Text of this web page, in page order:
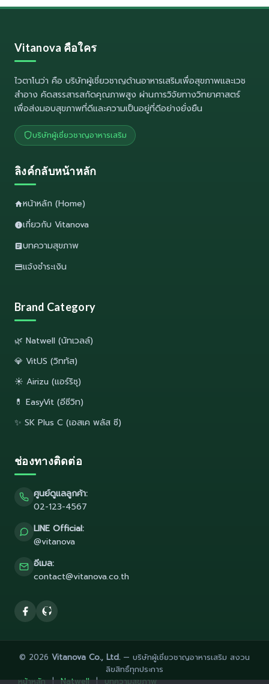
Vitanova คือใคร
ไวตาโนว่า คือ บริษัทผู้เชี่ยวชาญด้านอาหารเสริมเพื่อสุขภาพและเวช
สำอาง คัดสรรสารสกัดคุณภาพสูง ผ่านการวิจัยทางวิทยาศาสตร์
เพื่อส่งมอบสุขภาพที่ดีและความเป็นอยู่ที่ดีอย่างยั่งยืน
บริษัทผู้เชี่ยวชาญอาหารเสริม
ลิงค์กลับหน้าหลัก
หน้าหลัก (Home)
เกี่ยวกับ Vitanova
บทความสุขภาพ
แจ้งชำระเงิน
Brand Category
🌿 Natwell (นัทเวลล์)
💎 VitUS (วิททัส)
☀️ Airizu (แอร์ริซุ)
💊 EasyVit (อีซีวิท)
✨ SK Plus C (เอสเค พลัส ซี)
ช่องทางติดต่อ
ศูนย์ดูแลลูกค้า:
02-123-4567
LINE Official:
@vitanova
อีเมล:
contact@vitanova.co.th
© 2026 Vitanova Co., Ltd.— บริษัทผู้เชี่ยวชาญอาหารเสริม สงวน
ลิขสิทธิ์ทุกประการ
หน้าหลัก | Natwell | บทความสุขภาพ